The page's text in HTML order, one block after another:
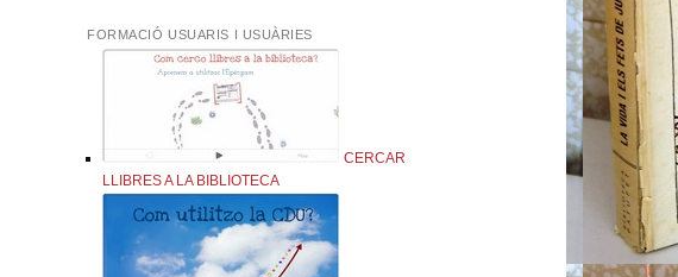
FORMACIÓ USUARIS I USUÀRIES
CERCAR
LLIBRES A LA BIBLIOTECA